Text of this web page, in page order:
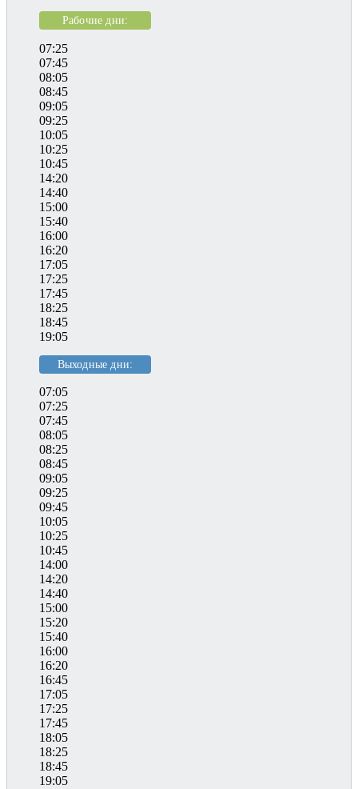
Рабочие дни:
07:25
07:45
08:05
08:45
09:05
09:25
10:05
10:25
10:45
14:20
14:40
15:00
15:40
16:00
16:20
17:05
17:25
17:45
18:25
18:45
19:05
Выходные дни:
07:05
07:25
07:45
08:05
08:25
08:45
09:05
09:25
09:45
10:05
10:25
10:45
14:00
14:20
14:40
15:00
15:20
15:40
16:00
16:20
16:45
17:05
17:25
17:45
18:05
18:25
18:45
19:05